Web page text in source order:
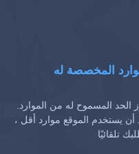
المخصصة له
الحد المسموح له من الموارد.
يستخدم الموقع موارد أقل ،
تلقائيًا